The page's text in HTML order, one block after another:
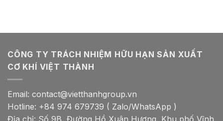
CÔNG TY TRÁCH NHIỆM HỮU HẠN SẢN XUẤT
CƠ KHÍ VIỆT THÀNH
Email: contact@vietthanhgroup.vn
Hotline: +84 974 679739 ( Zalo/WhatsApp )
Địa chỉ: Số 9B, Đường Hồ Xuân Hương, Khu phố Vĩnh